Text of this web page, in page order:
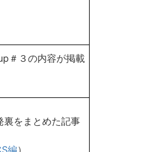
＃３の内容が掲載
裏をまとめた記事